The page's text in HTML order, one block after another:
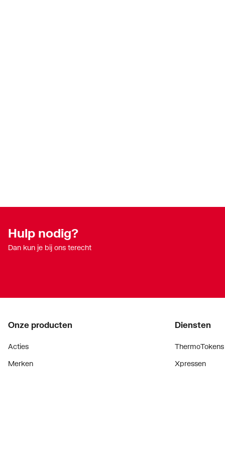
Hulp nodig?
Dan kun je bij ons terecht
Onze producten
Acties
Merken
Diensten
ThermoTokens
Xpressen